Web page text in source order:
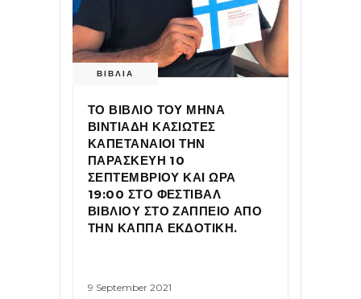
ΒΙΒΛΙΑ
ΤΟ ΒΙΒΛΙΟ ΤΟΥ ΜΗΝΑ
ΒΙΝΤΙΑΔΗ ΚΑΣΙΩΤΕΣ
ΚΑΠΕΤΑΝΑΙΟΙ ΤΗΝ
ΠΑΡΑΣΚΕΥΗ 10
ΣΕΠΤΕΜΒΡΙΟΥ ΚΑΙ ΩΡΑ
19:00 ΣΤΟ ΦΕΣΤΙΒΑΛ
ΒΙΒΛΙΟΥ ΣΤΟ ΖΑΠΠΕΙΟ ΑΠΟ
ΤΗΝ ΚΑΠΠΑ ΕΚΔΟΤΙΚΗ.
9 September 2021